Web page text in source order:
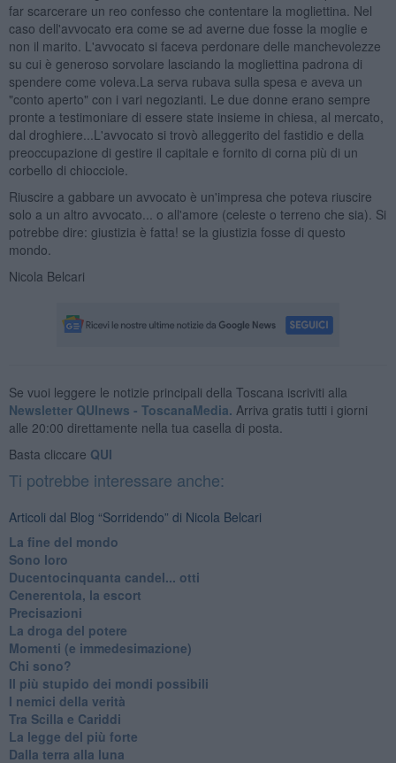
far scarcerare un reo confesso che contentare la mogliettina. Nel
caso dell'avvocato era come se ad averne due fosse la moglie e
non il marito. L'avvocato si faceva perdonare delle manchevolezze
su cui è generoso sorvolare lasciando la mogliettina padrona di
spendere come voleva.La serva rubava sulla spesa e aveva un
"conto aperto" con i vari negozianti. Le due donne erano sempre
pronte a testimoniare di essere state insieme in chiesa, al mercato,
dal droghiere...L'avvocato si trovò alleggerito del fastidio e della
preoccupazione di gestire il capitale e fornito di corna più di un
corbello di chiocciole.
Riuscire a gabbare un avvocato è un'impresa che poteva riuscire
solo a un altro avvocato... o all'amore (celeste o terreno che sia). Si
potrebbe dire: giustizia è fatta! se la giustizia fosse di questo
mondo.
Nicola Belcari
Se vuoi leggere le notizie principali della Toscana iscriviti alla
Newsletter QUInews - ToscanaMedia. Arriva gratis tutti i giorni
alle 20:00 direttamente nella tua casella di posta.
Basta cliccare QUI
Ti potrebbe interessare anche:
Articoli dal Blog “Sorridendo” di Nicola Belcari
La fine del mondo
Sono loro
Ducentocinquanta candel... otti
Cenerentola, la escort
Precisazioni
La droga del potere
Momenti (e immedesimazione)
Chi sono?
Il più stupido dei mondi possibili
I nemici della verità
Tra Scilla e Cariddi
La legge del più forte
Dalla terra alla luna